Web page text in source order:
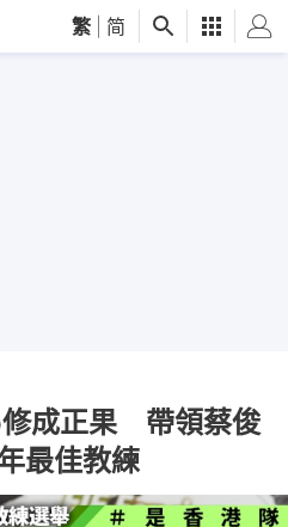
繁 简
成正果 帶領蔡俊
最佳教練